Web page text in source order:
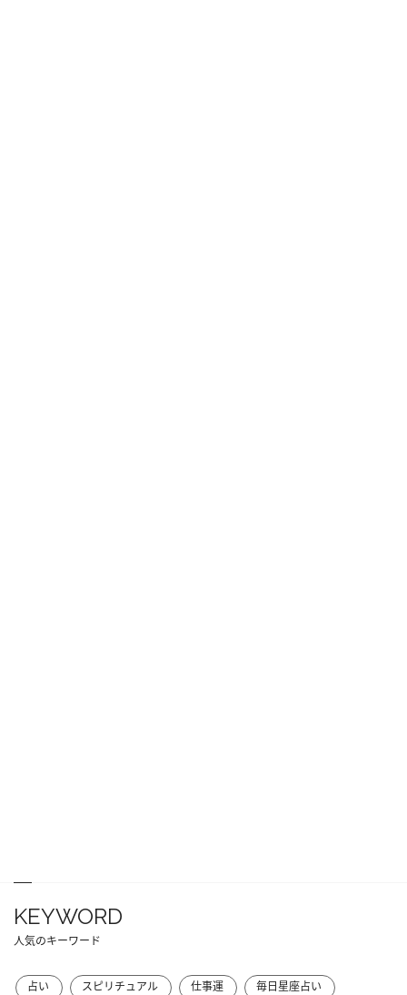
KEYWORD
人気のキーワード
占い スピリチュアル 仕事運
毎日星座占い